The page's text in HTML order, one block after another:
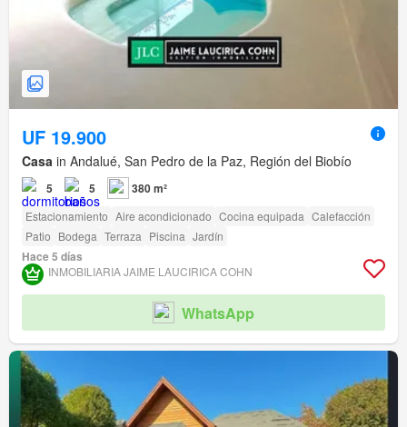
UF 19.900
Casa in Andalué, San Pedro de la Paz, Región del Biobío
5 5 380 m²
Estacionamiento Aire acondicionado Cocina equipada Calefacción
Patio Bodega Terraza Piscina Jardín
Hace 5 días
INMOBILIARIA JAIME LAUCIRICA COHN
WhatsApp